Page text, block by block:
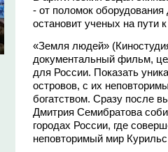
- от поломок
остановит ученых на пути
«Земля людей»
документальный фильм,
для России. Показать
островов, с их
богатством. Сразу после
Дмитрия Семибратова
городах России, где
неповторимый мир